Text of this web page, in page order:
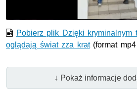
Pobierz plik Dzięki kryminalnym
oglądają świat zza krat(format
↓ Pokaż informacje